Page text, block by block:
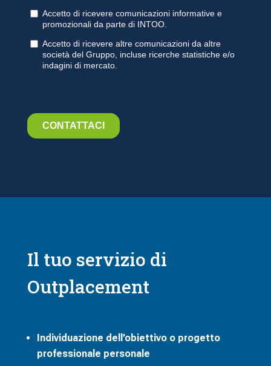
Il tuo servizio di
Outplacement
Individuazione dell’obiettivo o progetto
professionale personale